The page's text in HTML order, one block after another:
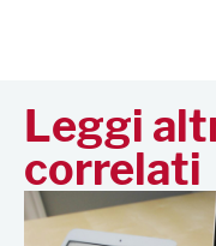
Leggi
correlati